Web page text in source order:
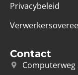
Privacybeleid
Contact
Computerweg